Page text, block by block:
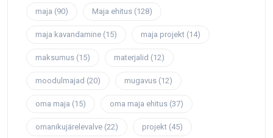
maja (90) Maja ehitus (128)
maja kavandamine (15) maja projekt (14)
maksumus (15) materjalid (12)
moodulmajad (20) mugavus (12)
oma maja (15) oma maja ehitus (37)
omanikujärelevalve (22) projekt (45)